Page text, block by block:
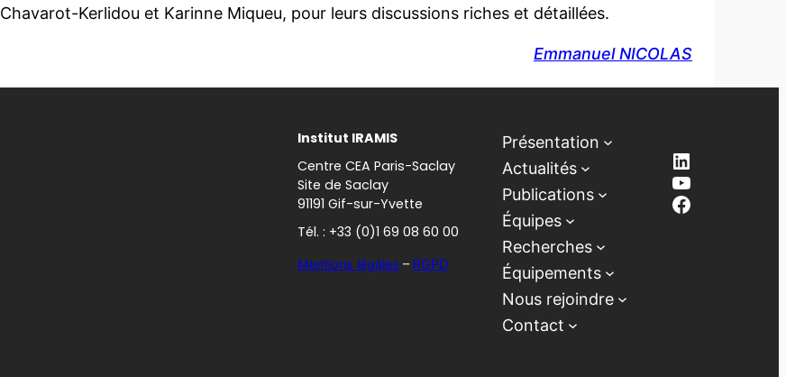
Chavarot-Kerlidou et Karinne Miqueu, pour leurs discussions riches et détaillées.
Emmanuel NICOLAS
Institut IRAMIS
Centre CEA Paris-Saclay
Site de Saclay
91191 Gif-sur-Yvette
Tél. : +33 (0)1 69 08 60 00
Mentions légales – RGPD
Présentation
Actualités
Publications
Équipes
Recherches
Équipements
Nous rejoindre
Contact
LinkedIn
YouTube
Facebook